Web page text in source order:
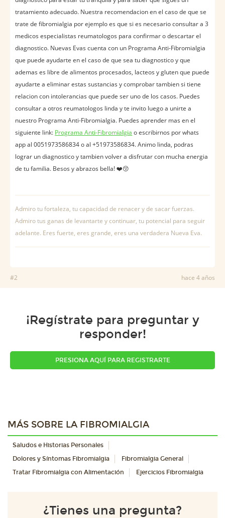
tratamiento adecuado. Nuestra recomendacion en el caso de que se
trate de fibromialgia por ejemplo es que si es necesario consultar a 3
medicos especialistas reumatologos para confirmar o descartar el
diagnostico. Nuevas Evas cuenta con un Programa Anti-Fibromialgia
que puede ayudarte en el caso de que sea tu diagnostico y que
ademas es libre de alimentos procesados, lacteos y gluten que puede
ayudarte a eliminar estas sustancias y comprobar tambien si tiene
relacion con intolerancias que puede ser uno de los casos. Puedes
consultar a otros reumatologos linda y te invito luego a unirte a
nuestro Programa Anti-Fibromialgia. Puedes aprender mas en el
siguiente link: Programa Anti-Fibromialgia o escribirnos por whats
app al 0051973586834 o al +51973586834. Animo linda, podras
lograr un diagnostico y tambien volver a disfrutar con mucha energia
de tu familia. Besos y abrazos bella! ❤️️😚
Admiro tu fortaleza, tu capacidad de renacer y de sacar fuerzas.
Admiro tus ganas de levantarte y continuar, tu potencial para seguir
adelante. Eres fuerte, eres grande, eres una verdadera Nueva Eva.
#2 hace 4 años
¡Regístrate para preguntar y
responder!
PRESIONA AQUÍ PARA REGISTRARTE
MÁS SOBRE LA FIBROMIALGIA
Saludos e Historias Personales
Dolores y Síntomas Fibromialgia
Fibromialgia General
Tratar Fibromialgia con Alimentación
Ejercicios Fibromialgia
¿Tienes una pregunta?